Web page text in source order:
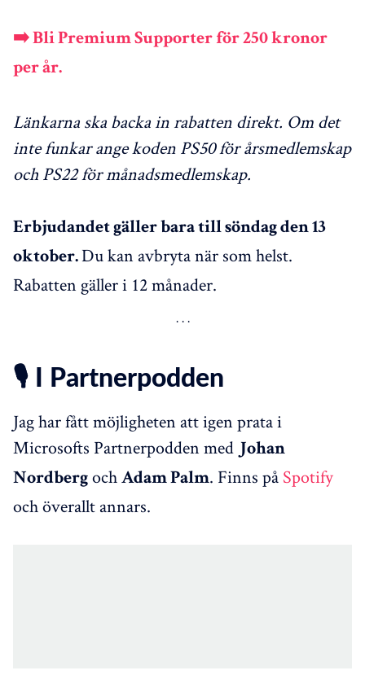
➡️ Bli Premium Supporter för 250 kronor
per år.
Länkarna ska backa in rabatten direkt. Om det
inte funkar ange koden PS50 för årsmedlemskap
och PS22 för månadsmedlemskap.
Erbjudandet gäller bara till söndag den 13
oktober.Du kan avbryta när som helst.
Rabatten gäller i 12 månader.
🎙️ I Partnerpodden
Jag har fått möjligheten att igen prata i
Microsofts Partnerpodden med Johan
Nordberg och Adam Palm. Finns på Spotify
och överallt annars.